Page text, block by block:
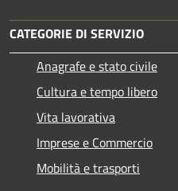
CATEGORIE DI SERVIZIO
Anagrafe e stato civile
Cultura e tempo libero
Vita lavorativa
Imprese e Commercio
Mobilità e trasporti